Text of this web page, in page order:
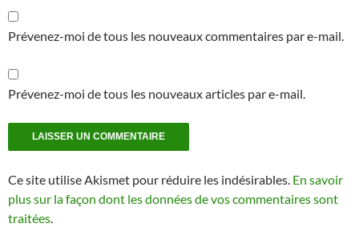
Prévenez-moi de tous les nouveaux commentaires par e-mail.
Prévenez-moi de tous les nouveaux articles par e-mail.
Ce site utilise Akismet pour réduire les indésirables. En savoir
plus sur la façon dont les données de vos commentaires sont
traitées.